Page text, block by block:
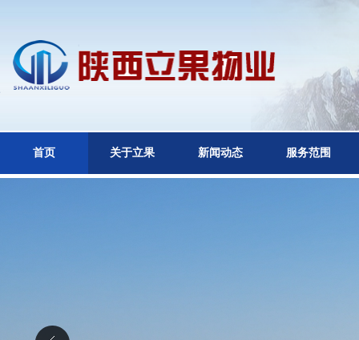
首页 关于立果 新闻动态 服务范围